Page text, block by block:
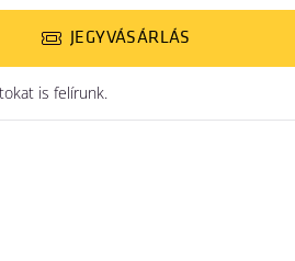
JEGYVÁSÁRLÁS
is felírunk.